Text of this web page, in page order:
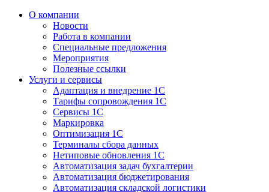
О компании
Новости
Работа в компании
Специальные предложения
Мероприятия
Полезные ссылки
Услуги и сервисы
Адаптация и внедрение 1С
Тарифы сопровождения 1С
Сервисы 1С
Маркировка
Оптимизация 1С
Терминалы сбора данных
Нетиповые обновления 1С
Автоматизация задач бухгалтерии
Автоматизация бюджетирования
Автоматизация складской логистики